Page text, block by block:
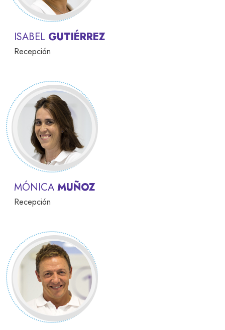
ISABEL GUTIÉRREZ
Recepción
MÓNICA MUÑOZ
Recepción